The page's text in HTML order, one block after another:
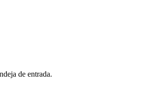
de entrada.